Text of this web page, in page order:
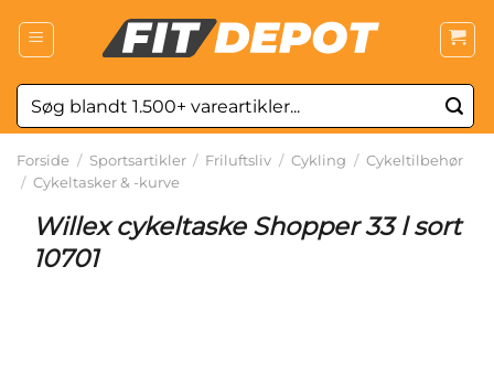
Søg
efter:
Forside / Sportsartikler / Friluftsliv / Cykling / Cykeltilbehør
/ Cykeltasker & -kurve
Willex cykeltaske Shopper 33 l sort
10701